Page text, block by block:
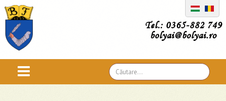
Tel.: 0365-882 749
bolyai@bolyai.ro
Căutare
...